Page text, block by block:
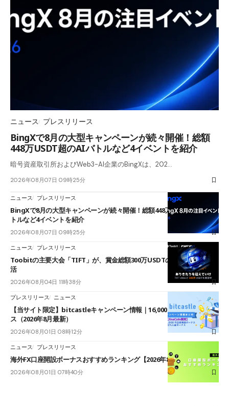
ニュース プレスリリース
BingXで8月の大型キャンペーンが続々開催！総額
448万USDT超のAIバトルなど4イベントを紹介
暗号資産取引所およびWeb3-AI企業のBingXは、202…
2026年08月07日 09時25分
ニュース プレスリリース
BingXで8月の大型キャンペーンが続々開催！総額448万USDT超のAIバ
トルなど4イベントを紹介
2026年08月07日 09時25分
ニュース プレスリリース
Toobitの主要大会「TIFT」が、賞金総額300万USDTのレースとして復
活
2026年08月04日 11時38分
プレスリリース ニュース
【当サイト限定】bitcastleキャンペーン情報｜16,000円口座開設ボーナ
ス（2026年8月最新）
2026年08月01日 08時12分
ニュース プレスリリース
海外FX口座開設ボーナスおすすめランキング【2026年8月最新】
2026年08月01日 07時40分